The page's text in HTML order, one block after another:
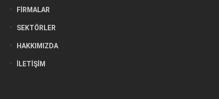
FIRMALAR
SEKTÖRLER
HAKKIMIZDA
İLETIŞIM